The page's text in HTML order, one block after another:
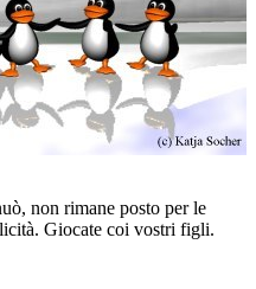
non rimane posto per le
Giocate coi vostri figli.